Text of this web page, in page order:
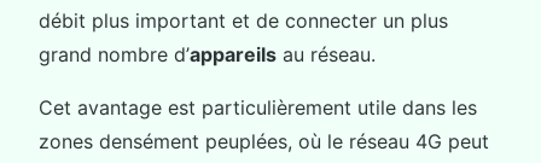
débit plus important et de connecter un plus
grand nombre d’appareils au réseau.
Cet avantage est particulièrement utile dans les
zones densément peuplées, où le réseau 4G peut